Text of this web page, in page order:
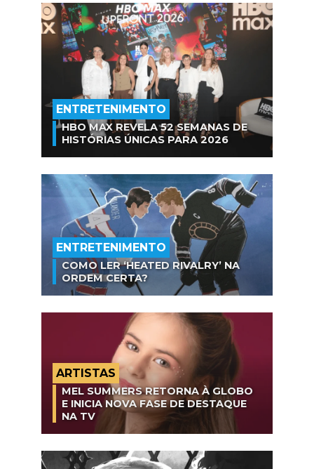
ENTRETENIMENTO
HBO MAX REVELA 52 SEMANAS DE
HISTÓRIAS ÚNICAS PARA 2026
ENTRETENIMENTO
COMO LER ‘HEATED RIVALRY’ NA
ORDEM CERTA?
ARTISTAS
MEL SUMMERS RETORNA À GLOBO
E INICIA NOVA FASE DE DESTAQUE
NA TV